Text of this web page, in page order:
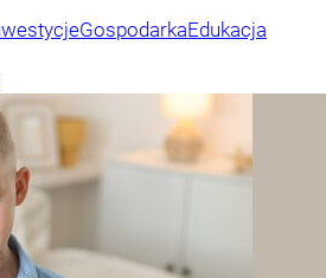
GospodarkaEdukacja